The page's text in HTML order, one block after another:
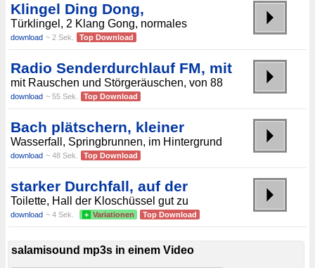
Klingel Ding Dong,
Türklingel, 2 Klang Gong, normales
download ~ 2 Sek. Top Download
Radio Senderdurchlauf FM, mit
mit Rauschen und Störgeräuschen, von 88
download ~ 55 Sek. Top Download
Bach plätschern, kleiner
Wasserfall, Springbrunnen, im Hintergrund
download ~ 48 Sek. Top Download
starker Durchfall, auf der
Toilette, Hall der Kloschüssel gut zu
download ~ 4 Sek. + Variationen Top Download
salamisound mp3s in einem Video